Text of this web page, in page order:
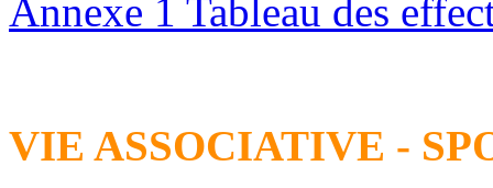
Annexe 1 Tableau des
VIE ASSOCIATIVE -